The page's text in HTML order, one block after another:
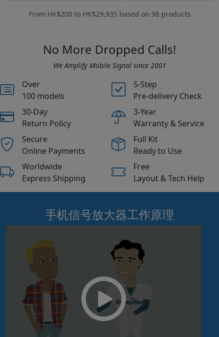
From HK$200to HK$29,935 based on 98 products
No More Dropped Calls!
We Amplify Mobile Signal since 2001
Over
100 models
5-Step
Pre-delivery Check
30-Day
Return Policy
3-Year
Warranty & Service
Secure
Online Payments
Full Kit
Ready to Use
Worldwide
Express Shipping
Free
Layout & Tech Help
手机信号放大器工作原理